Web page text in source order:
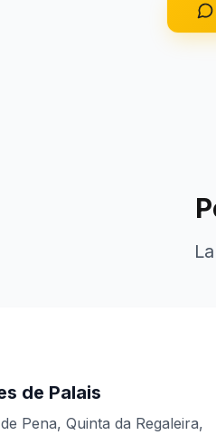
de Palais
Pena, Quinta da Regaleira,